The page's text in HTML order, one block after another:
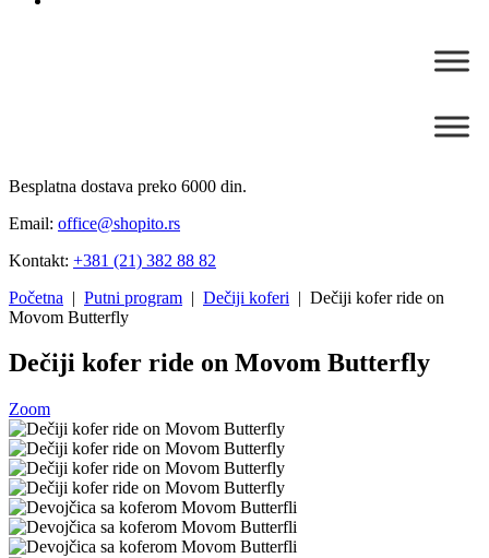
Besplatna dostava preko 6000 din.
Email: office@shopito.rs
Kontakt: +381 (21) 382 88 82
Početna | Putni program | Dečiji koferi | Dečiji kofer ride on
Movom Butterfly
Dečiji kofer ride on Movom Butterfly
Zoom